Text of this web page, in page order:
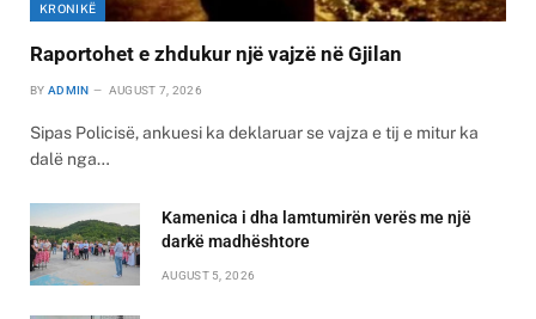
KRONIKË
Raportohet e zhdukur një vajzë në Gjilan
BY ADMIN AUGUST 7, 2026
Sipas Policisë, ankuesi ka deklaruar se vajza e tij e mitur ka
dalë nga…
Kamenica i dha lamtumirën verës me një
darkë madhështore
AUGUST 5, 2026